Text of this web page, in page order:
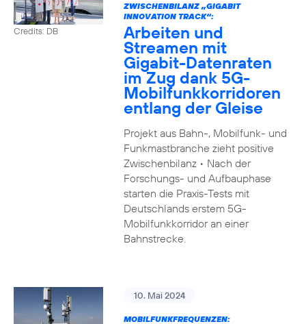
Credits: DB
ZWISCHENBILANZ „GIGABIT
INNOVATION TRACK“:
Arbeiten und
Streamen mit
Gigabit-Datenraten
im Zug dank 5G-
Mobilfunkkorridoren
entlang der Gleise
Projekt aus Bahn-, Mobilfunk- und
Funkmastbranche zieht positive
Zwischenbilanz • Nach der
Forschungs- und Aufbauphase
starten die Praxis-Tests mit
Deutschlands erstem 5G-
Mobilfunkkorridor an einer
Bahnstrecke.
10. Mai 2024
MOBILFUNKFREQUENZEN: